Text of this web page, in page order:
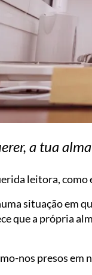
a tua
leitora, como
situação em
que a própria
nos presos em